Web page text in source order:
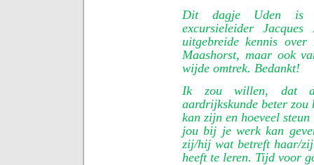
Dit dagje Uden is
excursieleider
uitgebreide kennis
Maashorst, maar ook
wijde omtrek. Bedankt!
Ik zou willen, dat
aardrijkskunde beter
kan zijn en hoeveel
jou bij je werk kan
zij/hij wat betreft haar/
heeft te leren. Tijd voor